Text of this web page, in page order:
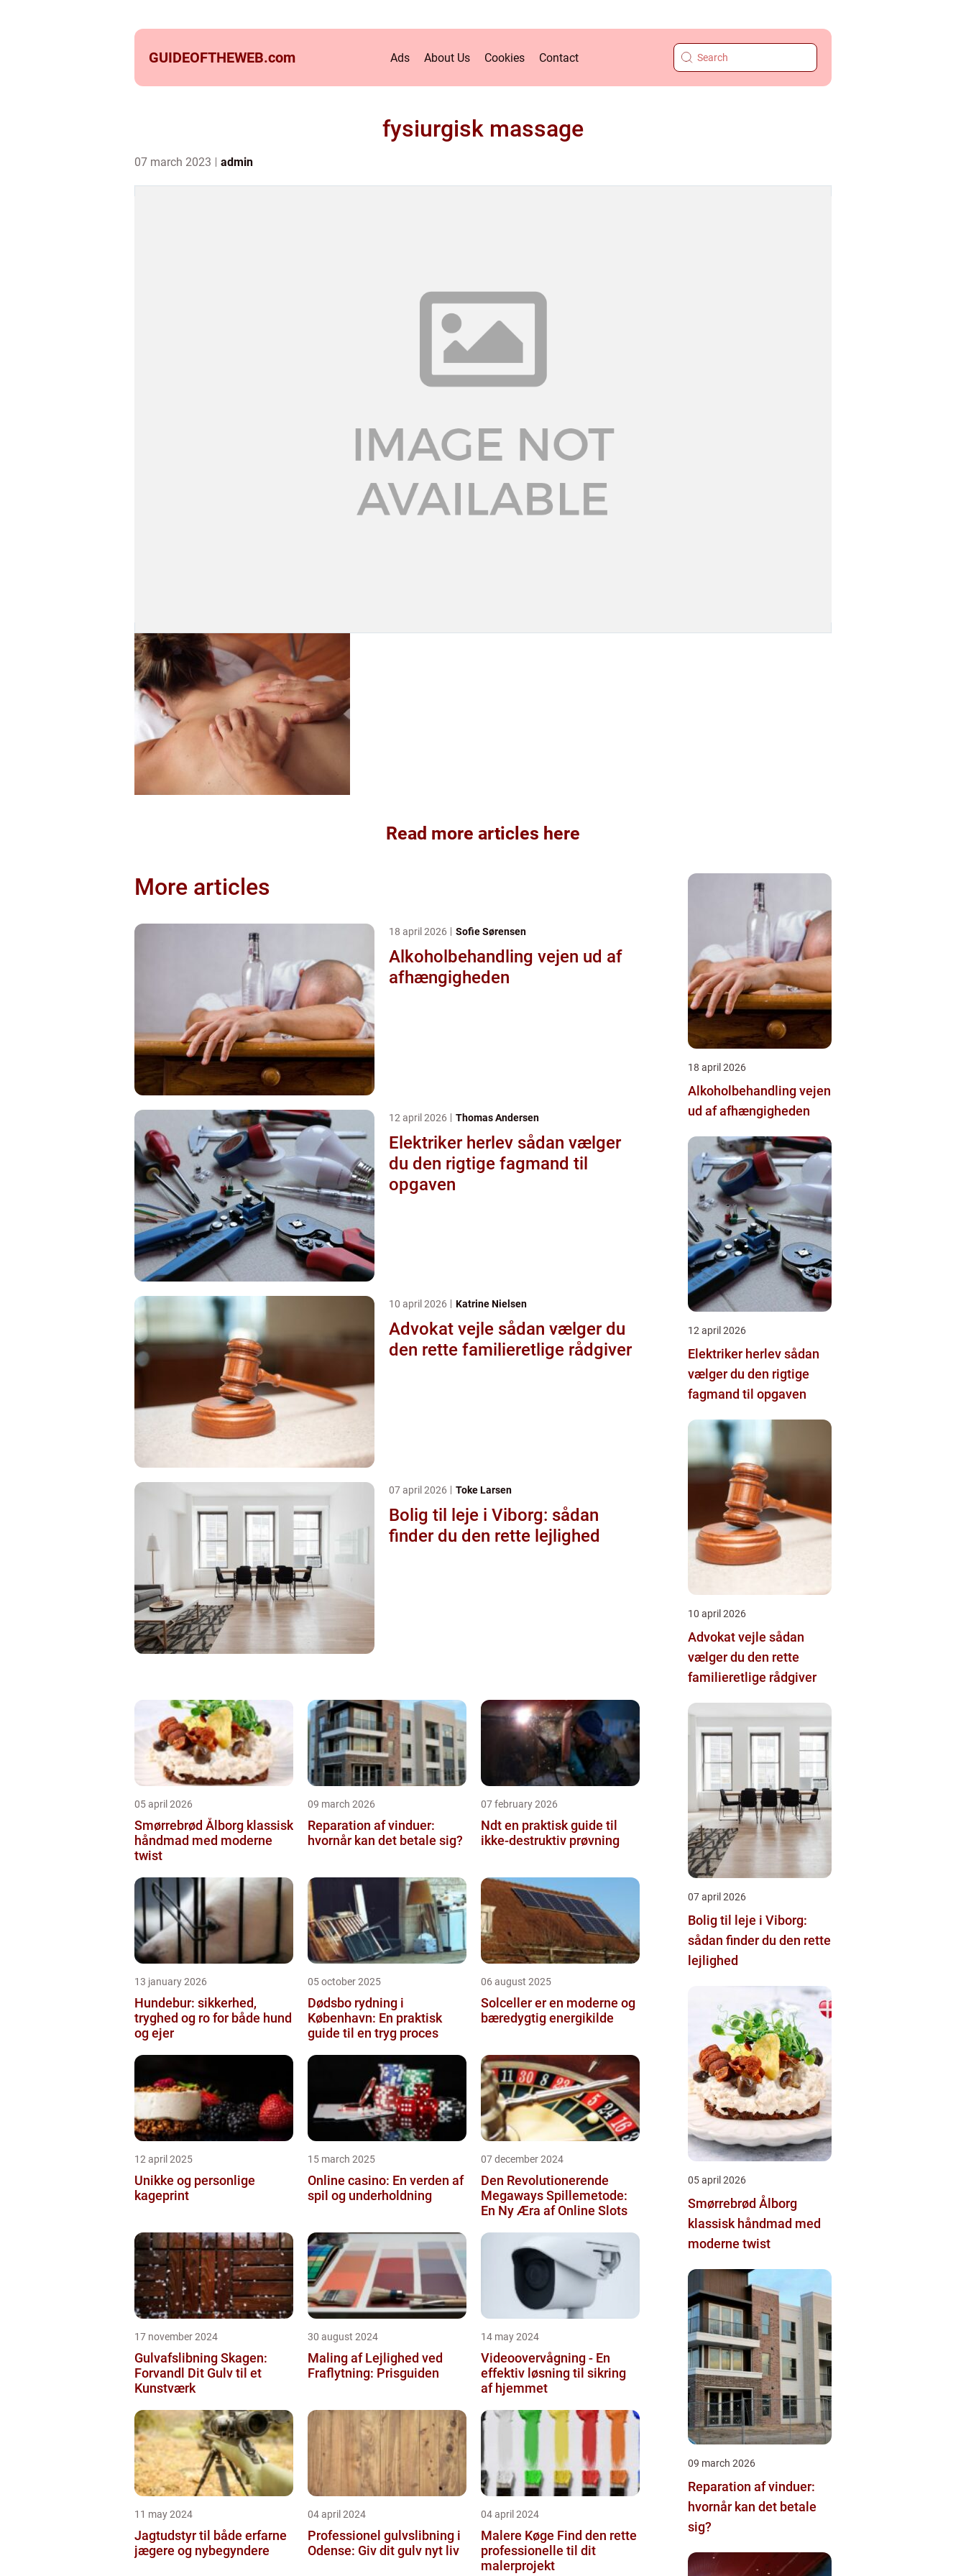
GUIDEOFTHEWEB.com Ads About Us Cookies Contact
fysiurgisk massage
07 march 2023 admin
Read more articles here
More articles
18 april 2026 Sofie Sørensen
Alkoholbehandling vejen ud af
afhængigheden
12 april 2026 Thomas Andersen
Elektriker herlev sådan vælger
du den rigtige fagmand til
opgaven
10 april 2026 Katrine Nielsen
Advokat vejle sådan vælger du
den rette familieretlige rådgiver
07 april 2026 Toke Larsen
Bolig til leje i Viborg: sådan
finder du den rette lejlighed
05 april 2026
Smørrebrød Ålborg klassisk
håndmad med moderne
twist
09 march 2026
Reparation af vinduer:
hvornår kan det betale sig?
07 february 2026
Ndt en praktisk guide til
ikke-destruktiv prøvning
13 january 2026
Hundebur: sikkerhed,
tryghed og ro for både hund
og ejer
05 october 2025
Dødsbo rydning i
København: En praktisk
guide til en tryg proces
06 august 2025
Solceller er en moderne og
bæredygtig energikilde
12 april 2025
Unikke og personlige
kageprint
15 march 2025
Online casino: En verden af
spil og underholdning
07 december 2024
Den Revolutionerende
Megaways Spillemetode:
En Ny Æra af Online Slots
17 november 2024
Gulvafslibning Skagen:
Forvandl Dit Gulv til et
Kunstværk
30 august 2024
Maling af Lejlighed ved
Fraflytning: Prisguiden
14 may 2024
Videoovervågning - En
effektiv løsning til sikring
af hjemmet
11 may 2024
Jagtudstyr til både erfarne
jægere og nybegyndere
04 april 2024
Professionel gulvslibning i
Odense: Giv dit gulv nyt liv
04 april 2024
Malere Køge Find den rette
professionelle til dit
malerprojekt
18 april 2026
Alkoholbehandling vejen
ud af afhængigheden
12 april 2026
Elektriker herlev sådan
vælger du den rigtige
fagmand til opgaven
10 april 2026
Advokat vejle sådan
vælger du den rette
familieretlige rådgiver
07 april 2026
Bolig til leje i Viborg:
sådan finder du den rette
lejlighed
05 april 2026
Smørrebrød Ålborg
klassisk håndmad med
moderne twist
09 march 2026
Reparation af vinduer:
hvornår kan det betale
sig?